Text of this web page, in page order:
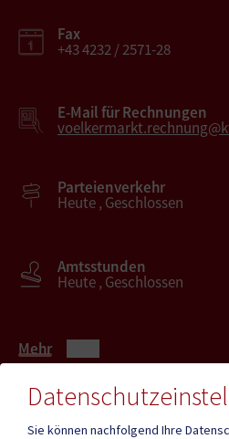
Fax
+43 4232 / 2571-28
E-Mail für Rechnungen
Parteienverkehr
Heute , Geschlossen
Amtsstunden
Heute , Geschlossen
Mehr
Sie können nachfolgend Ihre